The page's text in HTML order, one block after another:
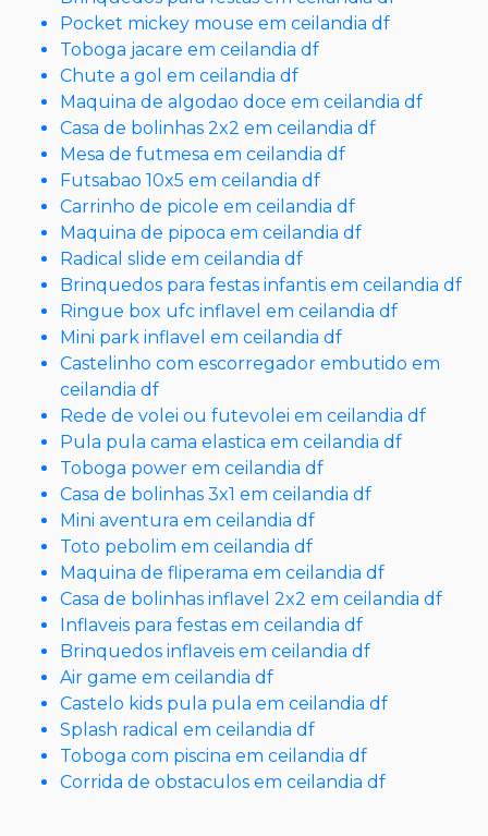
Pocket mickey mouse em ceilandia df
Toboga jacare em ceilandia df
Chute a gol em ceilandia df
Maquina de algodao doce em ceilandia df
Casa de bolinhas 2x2 em ceilandia df
Mesa de futmesa em ceilandia df
Futsabao 10x5 em ceilandia df
Carrinho de picole em ceilandia df
Maquina de pipoca em ceilandia df
Radical slide em ceilandia df
Brinquedos para festas infantis em ceilandia df
Ringue box ufc inflavel em ceilandia df
Mini park inflavel em ceilandia df
Castelinho com escorregador embutido em
ceilandia df
Rede de volei ou futevolei em ceilandia df
Pula pula cama elastica em ceilandia df
Toboga power em ceilandia df
Casa de bolinhas 3x1 em ceilandia df
Mini aventura em ceilandia df
Toto pebolim em ceilandia df
Maquina de fliperama em ceilandia df
Casa de bolinhas inflavel 2x2 em ceilandia df
Inflaveis para festas em ceilandia df
Brinquedos inflaveis em ceilandia df
Air game em ceilandia df
Castelo kids pula pula em ceilandia df
Splash radical em ceilandia df
Toboga com piscina em ceilandia df
Corrida de obstaculos em ceilandia df